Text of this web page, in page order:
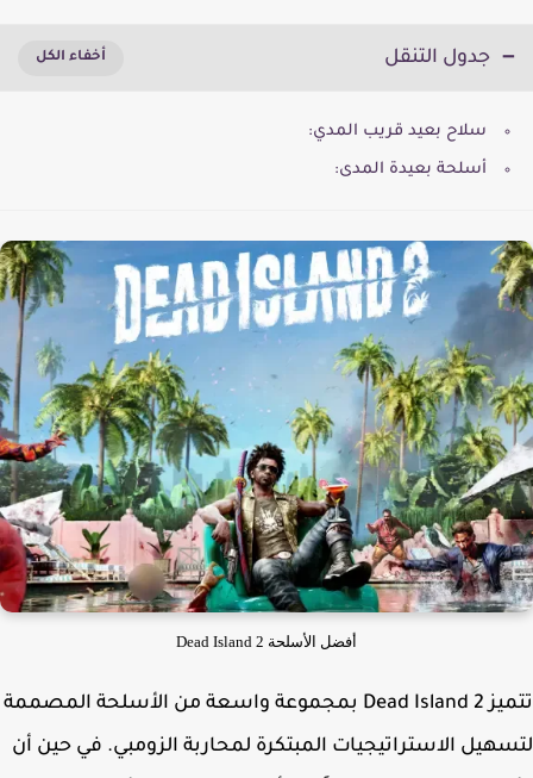
جدول التنقل
سلاح بعيد قريب المدي:
أسلحة بعيدة المدى:
أفضل الأسلحة Dead Island 2
تتميز Dead Island 2 بمجموعة واسعة من الأسلحة المصممة
الاستراتيجيات المبتكرة لمحاربة الزومبي. في حين أن